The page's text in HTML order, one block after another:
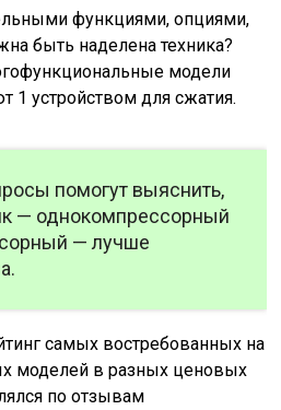
функциями, опциями,
быть наделена техника?
модели
1 устройством для сжатия.
помогут выяснить,
— однокомпрессорный
— лучше
самых востребованных на
моделей в разных ценовых
по отзывам